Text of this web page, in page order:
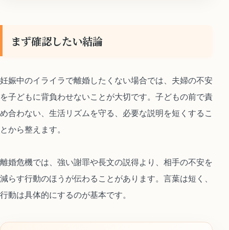
まず確認したい結論
妊娠中のイライラで離婚したくない場合では、夫婦の不安
を子どもに背負わせないことが大切です。子どもの前で責
め合わない、生活リズムを守る、必要な説明を短くするこ
とから整えます。
離婚危機では、強い謝罪や長文の説得より、相手の不安を
減らす行動のほうが伝わることがあります。言葉は短く、
行動は具体的にするのが基本です。